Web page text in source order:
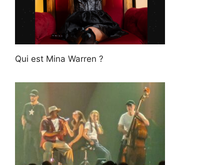
Qui est Mina Warren ?